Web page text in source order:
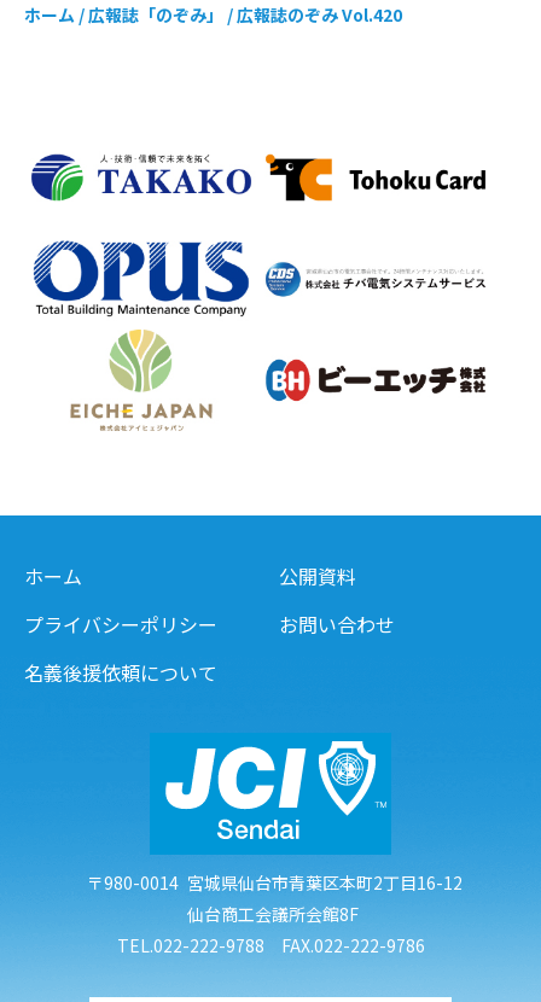
ホーム /広報誌「のぞみ」 /広報誌のぞみ Vol.420
ホーム
プライバシーポリシー
名義後援依頼について
公開資料
お問い合わせ
〒980-0014 宮城県仙台市青葉区本町2丁目16-12
仙台商工会議所会館8F
TEL.022-222-9788 FAX.022-222-9786